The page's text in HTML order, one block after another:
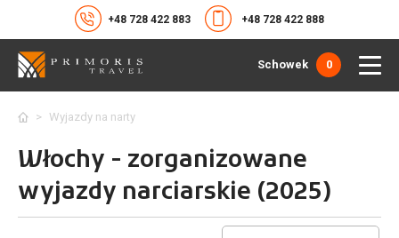
+48 728 422 883 +48 728 422 888
Schowek 0
> Wyjazdy na narty
Włochy - zorganizowane
wyjazdy narciarskie (2025)